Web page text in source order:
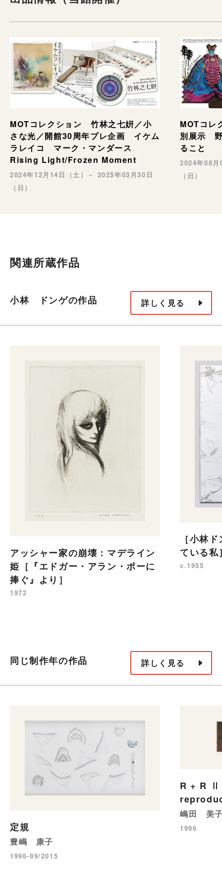
MOTコレクション 竹林之七姸／小
さな光／開館30周年プレ企画 イケム
ラレイコ マーク・マンダース
Rising Light/Frozen Moment
2024年12月14日（土）－ 2025年03月30日
（日）
MOTコレ
別展示
ること
2024年08
（日）
関連所蔵作品
小林 ドンゲの作品 詳しく見る
アッシャー家の崩壊：マデライン
姫［『エドガー・アラン・ポーに
捧ぐ』より］
1972
［小林
ている私
c.1955
同じ制作年の作品 詳しく見る
定規
豊嶋 康子
1996-99/2015
R + R
嶋田 美
1996